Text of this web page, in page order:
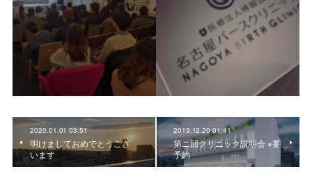
2020.01.01 03:51
明けましておめでとうござ
います
2019.12.20 01:41
第ニ回クリニック説明会 ※要
予約